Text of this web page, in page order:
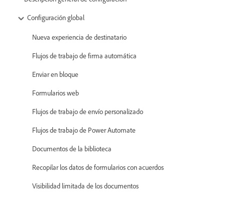
Configuración global
Nueva experiencia de destinatario
Flujos de trabajo de firma automática
Enviar en bloque
Formularios web
Flujos de trabajo de envío personalizado
Flujos de trabajo de Power Automate
Documentos de la biblioteca
Recopilar los datos de formularios con acuerdos
Visibilidad limitada de los documentos